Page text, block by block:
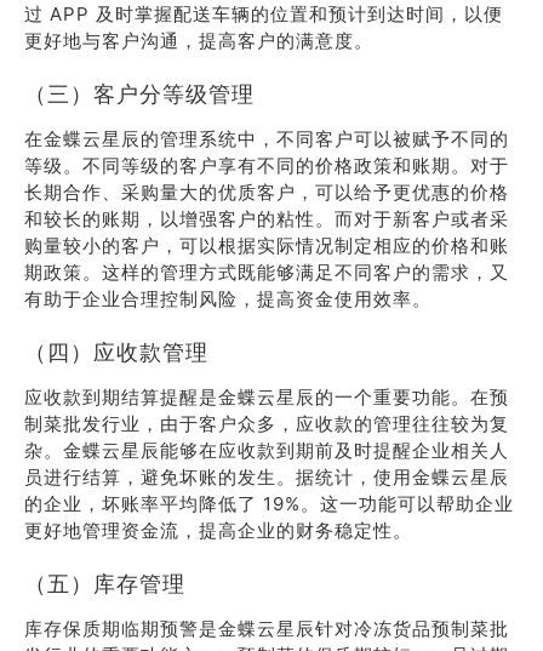
过 APP 及时掌握配送车辆的位置和预计到达时间，以便
更好地与客户沟通，提高客户的满意度。
（三）客户分等级管理
在金蝶云星辰的管理系统中，不同客户可以被赋予不同的
等级。不同等级的客户享有不同的价格政策和账期。对于
长期合作、采购量大的优质客户，可以给予更优惠的价格
和较长的账期，以增强客户的粘性。而对于新客户或者采
购量较小的客户，可以根据实际情况制定相应的价格和账
期政策。这样的管理方式既能够满足不同客户的需求，又
有助于企业合理控制风险，提高资金使用效率。
（四）应收款管理
应收款到期结算提醒是金蝶云星辰的一个重要功能。在预
制菜批发行业，由于客户众多，应收款的管理往往较为复
杂。金蝶云星辰能够在应收款到期前及时提醒企业相关人
员进行结算，避免坏账的发生。据统计，使用金蝶云星辰
的企业，坏账率平均降低了 19%。这一功能可以帮助企业
更好地管理资金流，提高企业的财务稳定性。
（五）库存管理
库存保质期临期预警是金蝶云星辰针对冷冻货品预制菜批